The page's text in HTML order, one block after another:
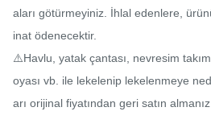
aları götürmeyiniz. İhlal edenlere,
inat ödenecektir.
⚠️Havlu, yatak çantası, nevresim
oyası vb. ile lekelenip lekelenmeye
arı orijinal fiyatından geri satın